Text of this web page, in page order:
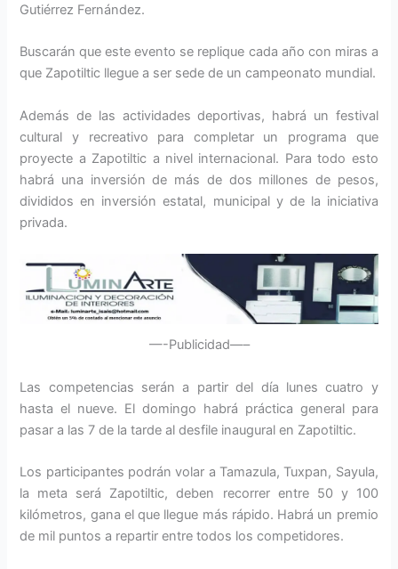
Gutiérrez Fernández.
Buscarán que este evento se replique cada año con miras a
que Zapotiltic llegue a ser sede de un campeonato mundial.
Además de las actividades deportivas, habrá un festival
cultural y recreativo para completar un programa que
proyecte a Zapotiltic a nivel internacional. Para todo esto
habrá una inversión de más de dos millones de pesos,
divididos en inversión estatal, municipal y de la iniciativa
privada.
—-Publicidad—–
Las competencias serán a partir del día lunes cuatro y
hasta el nueve. El domingo habrá práctica general para
pasar a las 7 de la tarde al desfile inaugural en Zapotiltic.
Los participantes podrán volar a Tamazula, Tuxpan, Sayula,
la meta será Zapotiltic, deben recorrer entre 50 y 100
kilómetros, gana el que llegue más rápido. Habrá un premio
de mil puntos a repartir entre todos los competidores.